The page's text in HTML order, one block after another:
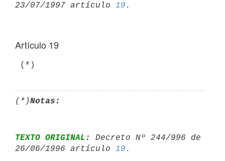
23/07/1997 artículo 19
Artículo 19
(*)Notas:
TEXTO ORIGINAL:
Decreto Nº 244/996 de
26/06/1996 artículo 19